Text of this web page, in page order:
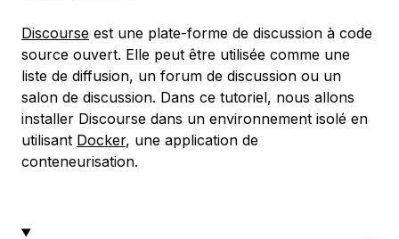
Discourse est une plate-forme de discussion à code
source ouvert. Elle peut être utilisée comme une
liste de diffusion, un forum de discussion ou un
salon de discussion. Dans ce tutoriel, nous allons
installer Discourse dans un environnement isolé en
utilisant Docker, une application de
conteneurisation.